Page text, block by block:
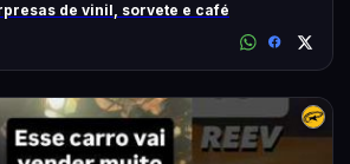
de vinil, sorvete e café